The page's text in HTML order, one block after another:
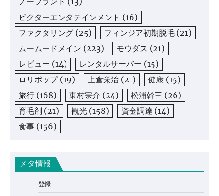
ビクターエンタテインメント (16)
ファクタリング (25) フィンジア初期脱毛 (21)
ムームードメイン (223) モウダス (21)
レビュー (14) レンタルサーバー (15)
ロリポップ(19) 上倉栄治 (21) 健康 (15)
旅行 (168) 東村宗介 (24) 松浦幹三 (26)
育毛剤 (21) 観光 (158) 資金調達 (14)
食事 (156)
メタ情報
登録